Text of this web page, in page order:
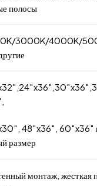
полосы
3000K/4000K/
48″x36″, 60″x36″
размер
монтаж, жесткая